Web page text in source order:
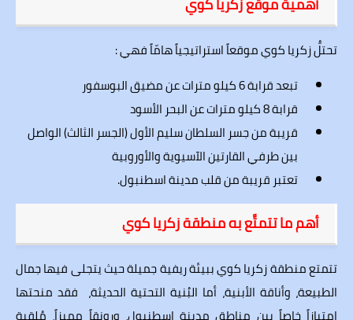
تحتلُّ زكريا كوي موقعاً استراتيجياً هامّاً فهي :
تبعد قرابة 6 كيلو مترات عن مضيق
البوسفور
قرابة 8 كيلو مترات عن البحر الأسود
قريبة منجسر السلطان سليم الأول(الجسر الثالث) الواصل
بين طرفي القارتين الآسيوية والأوروبية
تعتبر قريبة من قلب مدينة اسطنبول.
أهم ما تتمتَّع به منطقة زكريا كوي
تتمتع منطقة زكريا كوي ببيئة ريفية جميلة حيث يتجلى فيها جمال
الطبيعة، وأناقة الأبنية، أما البُنية التحتية الحديثة، فقد منحتها